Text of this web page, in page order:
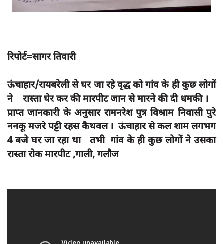
साक्षात्कार
सामाजिक
खेल
latest
प्रशासनिक
दुर्घटना
other
रिपोर्ट=सागर तिवारी
ऊंचाहार/रायबरेली से घर जा रहे वृद्ध को गांव के ही कुछ लोगों
ने रास्ता घेर कर की मारपीट जान से मारने की दी धमकी ।
प्राप्त जानकारी के अनुसार रामनरेश पुत्र विश्राम निवासी पुरे
ननकू मजरे पट्टी रहस कैथवल । ऊंचाहार से कल शाम लगभग
4 बजे घर जा रहा था तभी गांव के ही कुछ लोगों ने उसका
रास्ता रोक मारपीट ,गाली, गलौज